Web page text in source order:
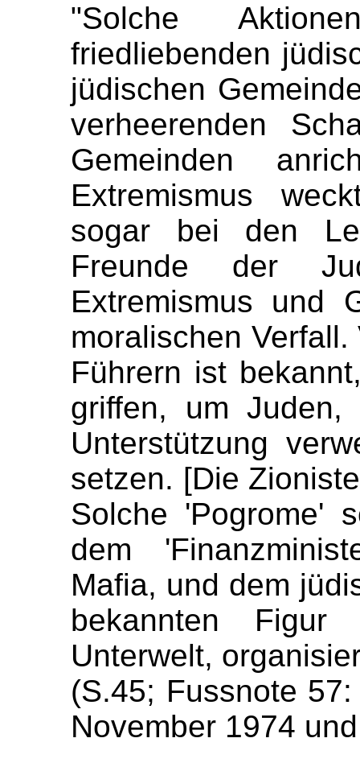
"Solche
friedliebenden
jüdischen
verheerenden
Gemeinden
Extremismus
sogar bei den
Freunde der
Extremismus und
moralischen
Führern ist
griffen, um
Unterstützung
setzen. [Die
Solche 'Pogrome'
dem
Mafia, und dem
bekannten
Unterwelt,
(S.45; Fussnote
November 1974